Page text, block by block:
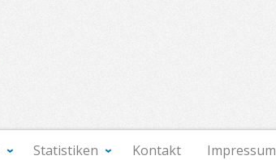
Statistiken Kontakt Impressum